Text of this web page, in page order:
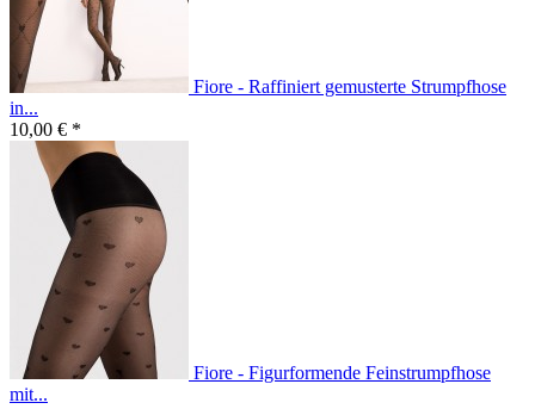
Fiore - Raffiniert gemusterte Strumpfhose
in...
10,00 € *
Fiore - Figurformende Feinstrumpfhose
mit...